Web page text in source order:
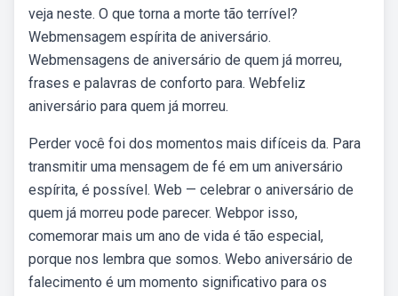
veja neste. O que torna a morte tão terrível?
Webmensagem espírita de aniversário.
Webmensagens de aniversário de quem já morreu,
frases e palavras de conforto para. Webfeliz
aniversário para quem já morreu.
Perder você foi dos momentos mais difíceis da. Para
transmitir uma mensagem de fé em um aniversário
espírita, é possível. Web — celebrar o aniversário de
quem já morreu pode parecer. Webpor isso,
comemorar mais um ano de vida é tão especial,
porque nos lembra que somos. Webo aniversário de
falecimento é um momento significativo para os